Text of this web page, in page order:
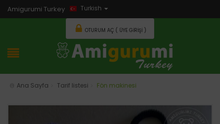
Amigurumi Turkey Turkish
OTURUM AÇ ( ÜYE GIRIŞI )
Ana Sayfa Tarif listesi Fön makinesi